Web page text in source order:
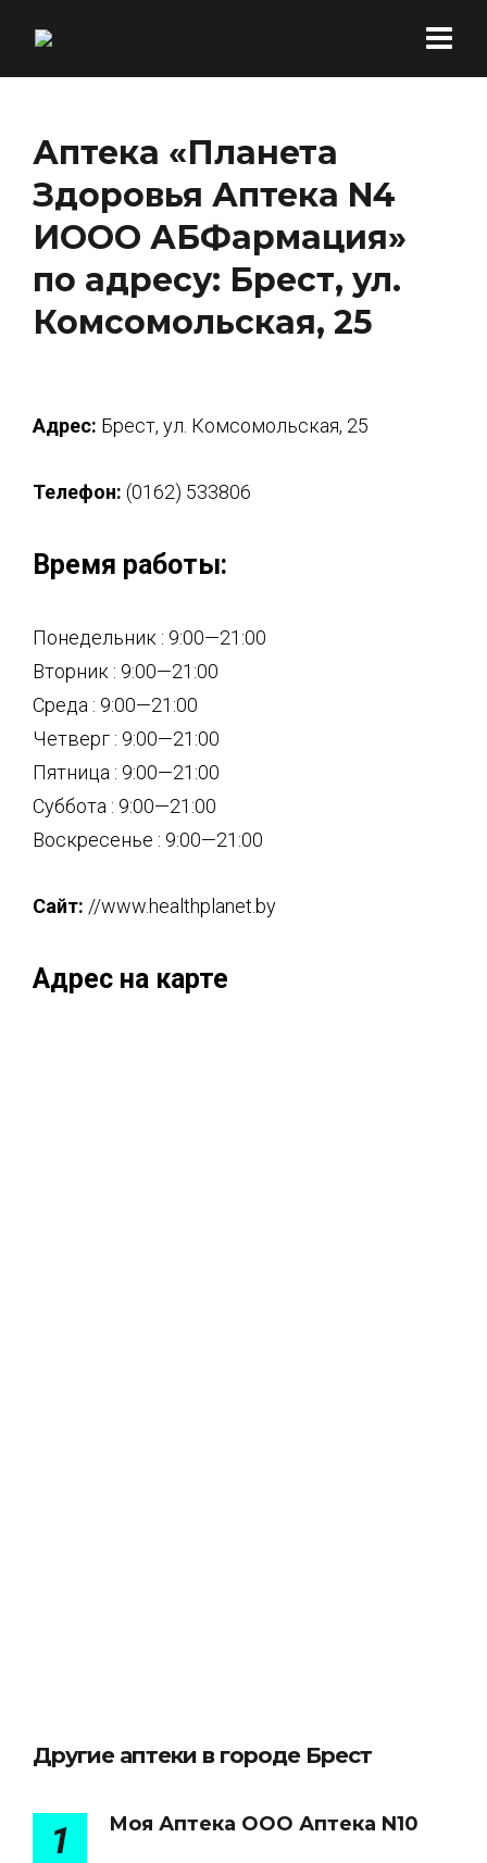
Аптека «Планета
Здоровья Аптека N4
ИООО АБФармация»
по адресу: Брест, ул.
Комсомольская, 25
Адрес: Брест, ул. Комсомольская, 25
Телефон: (0162) 533806
Время работы:
Понедельник : 9:00—21:00
Вторник : 9:00—21:00
Среда : 9:00—21:00
Четверг : 9:00—21:00
Пятница : 9:00—21:00
Суббота : 9:00—21:00
Воскресенье : 9:00—21:00
Сайт: //www.healthplanet.by
Адрес на карте
Другие аптеки в городе Брест
1 Моя Аптека ООО Аптека N10